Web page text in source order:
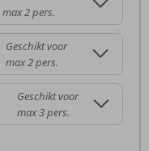
max 2 pers.
Geschikt voor
max 2 pers.
Geschikt voor
max 3 pers.